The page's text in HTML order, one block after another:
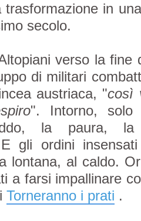
trasformazione in
secolo.
verso la fine
di militari
austriaca, "così
". Intorno, solo
la paura, la
E gli ordini
lontana, al caldo.
a farsi impallinare
Torneranno i prati .